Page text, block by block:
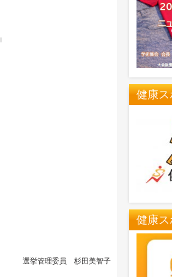
選挙管理委員 杉田美智子
健康
健康